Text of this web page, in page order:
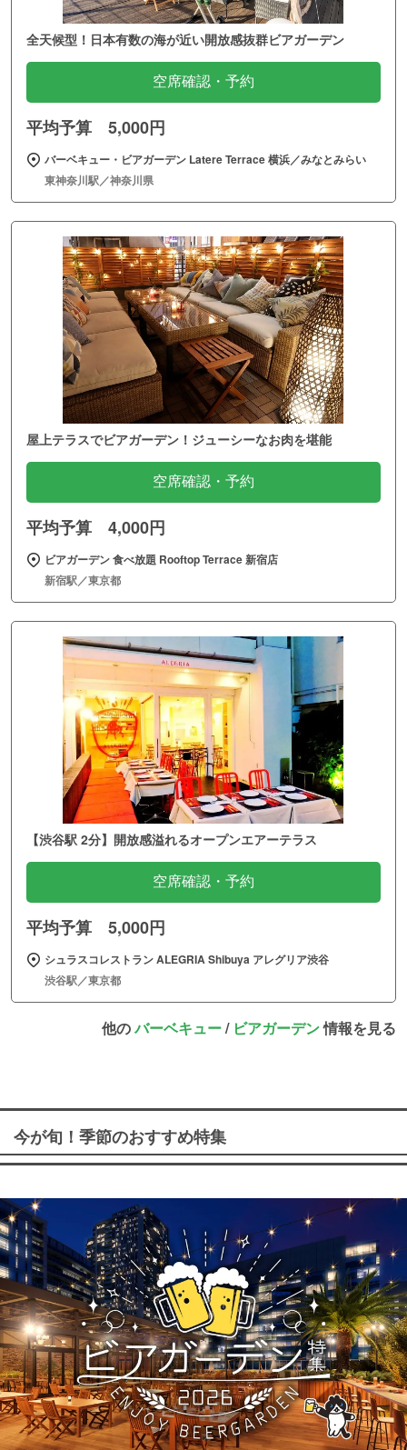
全天候型！日本有数の海が近い開放感抜群ビアガーデン
空席確認・予約
平均予算 5,000円
バーベキュー・ビアガーデン Latere Terrace 横浜／みなとみらい
東神奈川駅／神奈川県
屋上テラスでビアガーデン！ジューシーなお肉を堪能
空席確認・予約
平均予算 4,000円
ビアガーデン 食べ放題 Rooftop Terrace 新宿店
新宿駅／東京都
【渋谷駅 2分】開放感溢れるオープンエアーテラス
空席確認・予約
平均予算 5,000円
シュラスコレストラン ALEGRIA Shibuya アレグリア渋谷
渋谷駅／東京都
他のバーベキュー/ ビアガーデン情報を見る
今が旬！季節のおすすめ特集